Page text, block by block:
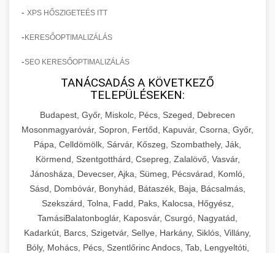
- XPS HŐSZIGETEÉS ITT
- KERESŐOPTIMALIZÁLÁS
-SEO KERESŐOPTIMALIZÁLÁS
TANÁCSADÁS A KÖVETKEZŐ
TELEPÜLÉSEKEN:
Budapest, Győr, Miskolc, Pécs, Szeged, Debrecen
Mosonmagyaróvár, Sopron, Fertőd, Kapuvár, Csorna, Győr,
Pápa, Celldömölk, Sárvár, Kőszeg, Szombathely, Ják,
Körmend, Szentgotthárd, Csepreg, Zalalövő, Vasvár,
Jánosháza, Devecser, Ajka, Sümeg, Pécsvárad, Komló,
Sásd, Dombóvár, Bonyhád, Bátaszék, Baja, Bácsalmás,
Szekszárd, Tolna, Fadd, Paks, Kalocsa, Hőgyész,
TamásiBalatonboglár, Kaposvár, Csurgó, Nagyatád,
Kadarkút, Barcs, Szigetvár, Sellye, Harkány, Siklós, Villány,
Bóly, Mohács, Pécs, Szentlőrinc Andocs, Tab, Lengyeltóti,